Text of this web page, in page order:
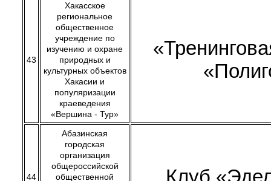
43
Хакасское
региональное
общественное
учреждение по
изучению и охране
природных и
культурных объектов
Хакасии и
популяризации
краеведения
«Вершина - Тур»
44
Абазинская
городская
организация
общероссийской
общественной